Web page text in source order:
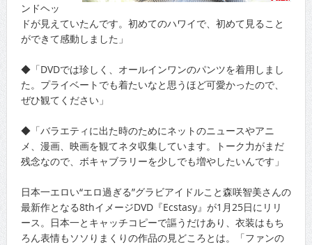
ンドヘッ
ドが見えていたんです。初めてのハワイで、初めて見ること
ができて感動しました」
◆「DVDでは珍しく、オールインワンのパンツを着用しまし
た。プライベートでも着たいなと思うほど可愛かったので、
ぜひ観てください」
◆「バラエティに出た時のためにネットのニュースやアニ
メ、漫画、映画を観てネタ収集しています。トーク力がまだ
残念なので、ボキャブラリーを少しでも増やしたいんです」
日本一エロい“エロ過ぎる”グラビアイドルこと森咲智美さんの
最新作となる8thイメージDVD『Ecstasy』が1月25日にリリ
ース。日本一とキャッチコピーで謳うだけあり、衣装はもち
ろん表情もソソりまくりの作品の見どころとは。「ファンの